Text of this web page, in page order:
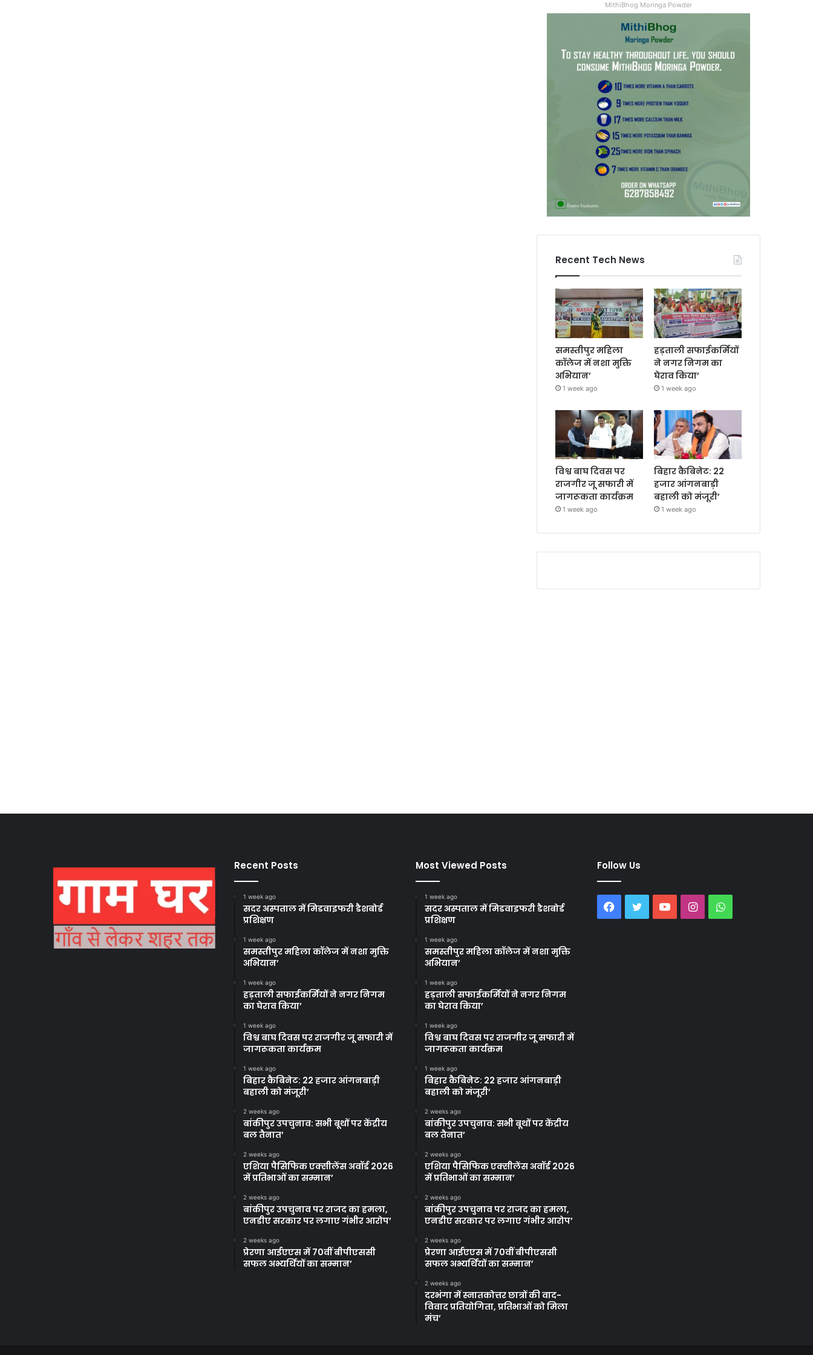
MithiBhog Moringa Powder
Recent Tech News
समस्तीपुर महिला
कॉलेज में नशा मुक्ति
अभियान’
1 week ago
हड़ताली सफाईकर्मियों
ने नगर निगम का
घेराव किया’
1 week ago
विश्व बाघ दिवस पर
राजगीर जू सफारी में
जागरूकता कार्यक्रम
1 week ago
बिहार कैबिनेट: 22
हजार आंगनबाड़ी
बहाली को मंजूरी’
1 week ago
Recent Posts
1 week ago
सदर अस्पताल में मिडवाइफरी डैशबोर्ड
प्रशिक्षण
1 week ago
समस्तीपुर महिला कॉलेज में नशा मुक्ति
अभियान’
1 week ago
हड़ताली सफाईकर्मियों ने नगर निगम
का घेराव किया’
1 week ago
विश्व बाघ दिवस पर राजगीर जू सफारी में
जागरूकता कार्यक्रम
1 week ago
बिहार कैबिनेट: 22 हजार आंगनबाड़ी
बहाली को मंजूरी’
2 weeks ago
बांकीपुर उपचुनाव: सभी बूथों पर केंद्रीय
बल तैनात’
2 weeks ago
एशिया पैसिफिक एक्सीलेंस अवॉर्ड 2026
में प्रतिभाओं का सम्मान’
2 weeks ago
बांकीपुर उपचुनाव पर राजद का हमला,
एनडीए सरकार पर लगाए गंभीर आरोप’
2 weeks ago
प्रेरणा आईएएस में 70वीं बीपीएससी
सफल अभ्यर्थियों का सम्मान’
Most Viewed Posts
1 week ago
सदर अस्पताल में मिडवाइफरी डैशबोर्ड
प्रशिक्षण
1 week ago
समस्तीपुर महिला कॉलेज में नशा मुक्ति
अभियान’
1 week ago
हड़ताली सफाईकर्मियों ने नगर निगम
का घेराव किया’
1 week ago
विश्व बाघ दिवस पर राजगीर जू सफारी में
जागरूकता कार्यक्रम
1 week ago
बिहार कैबिनेट: 22 हजार आंगनबाड़ी
बहाली को मंजूरी’
2 weeks ago
बांकीपुर उपचुनाव: सभी बूथों पर केंद्रीय
बल तैनात’
2 weeks ago
एशिया पैसिफिक एक्सीलेंस अवॉर्ड 2026
में प्रतिभाओं का सम्मान’
2 weeks ago
बांकीपुर उपचुनाव पर राजद का हमला,
एनडीए सरकार पर लगाए गंभीर आरोप’
2 weeks ago
प्रेरणा आईएएस में 70वीं बीपीएससी
सफल अभ्यर्थियों का सम्मान’
2 weeks ago
दरभंगा में स्नातकोत्तर छात्रों की वाद-
विवाद प्रतियोगिता, प्रतिभाओं को मिला
मंच’
Follow Us
Facebook
TwitterYouTubeInstagramWhatsApp